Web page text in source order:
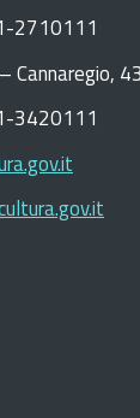
2710111
Cannaregio,
3420111